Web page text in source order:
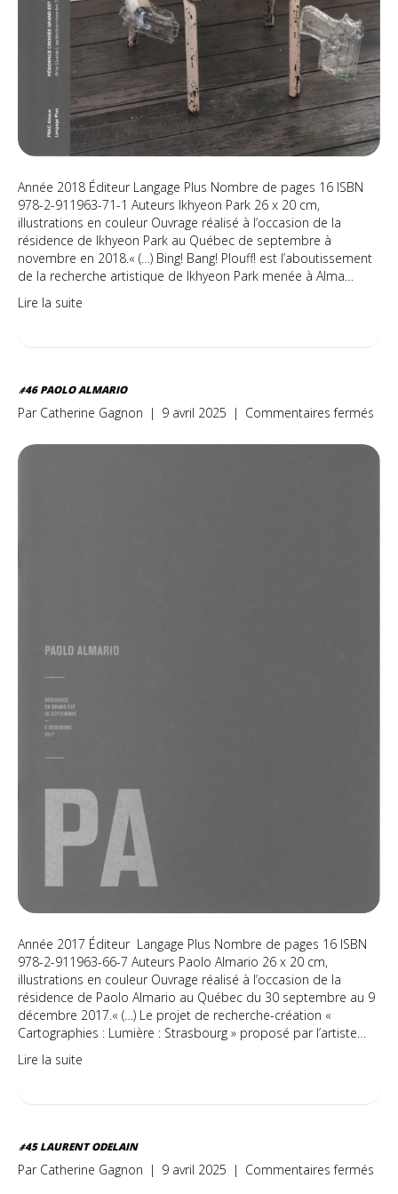
Année 2018 Éditeur Langage Plus Nombre de pages 16 ISBN
978-2-911963-71-1 Auteurs Ikhyeon Park 26 x 20 cm,
illustrations en couleur Ouvrage réalisé à l’occasion de la
résidence de Ikhyeon Park au Québec de septembre à
novembre en 2018.« (…) Bing! Bang! Plouff! est l’aboutissement
de la recherche artistique de Ikhyeon Park menée à Alma…
Lire la suite
#46 PAOLO ALMARIO
Par Catherine Gagnon | 9 avril 2025 | Commentaires fermés
Année 2017 Éditeur Langage Plus Nombre de pages 16 ISBN
978-2-911963-66-7 Auteurs Paolo Almario 26 x 20 cm,
illustrations en couleur Ouvrage réalisé à l’occasion de la
résidence de Paolo Almario au Québec du 30 septembre au 9
décembre 2017.« (…) Le projet de recherche-création «
Cartographies : Lumière : Strasbourg » proposé par l’artiste…
Lire la suite
#45 LAURENT ODELAIN
Par Catherine Gagnon | 9 avril 2025 | Commentaires fermés